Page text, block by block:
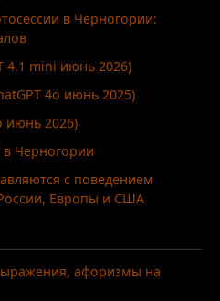
в Черногории:
4.1 mini июнь 2026)
4o июнь 2025)
июнь 2026)
в Черногории
с поведением
Европы и США
афоризмы на